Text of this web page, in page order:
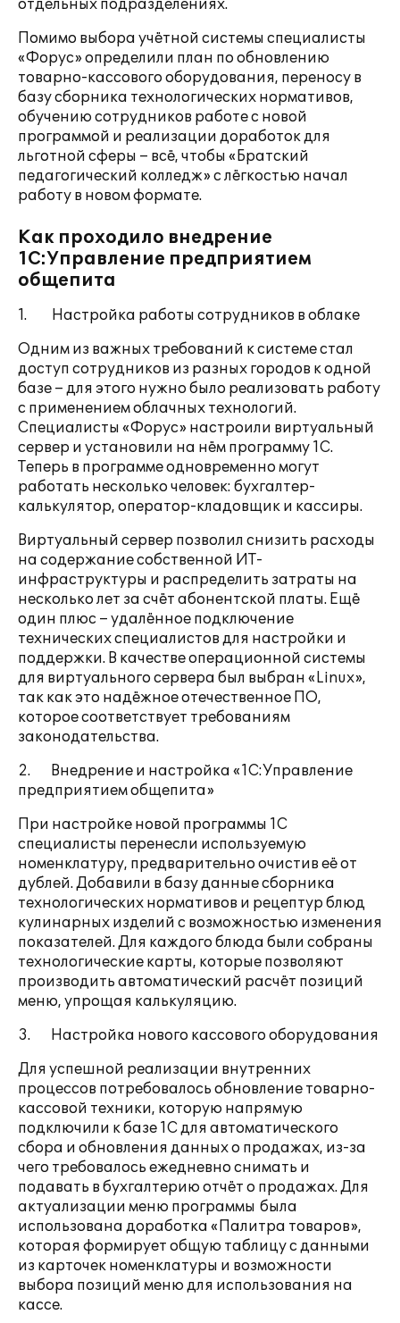
отдельных подразделениях.
Помимо выбора учётной системы специалисты
«Форус» определили план по обновлению
товарно-кассового оборудования, переносу в
базу сборника технологических нормативов,
обучению сотрудников работе с новой
программой и реализации доработок для
льготной сферы – всё, чтобы «Братский
педагогический колледж» с лёгкостью начал
работу в новом формате.
Как проходило внедрение
1С:Управление предприятием
общепита
1. Настройка работы сотрудников в облаке
Одним из важных требований к системе стал
доступ сотрудников из разных городов к одной
базе – для этого нужно было реализовать работу
с применением облачных технологий.
Специалисты «Форус» настроили виртуальный
сервер и установили на нём программу 1С.
Теперь в программе одновременно могут
работать несколько человек: бухгалтер-
калькулятор, оператор-кладовщик и кассиры.
Виртуальный сервер позволил снизить расходы
на содержание собственной ИТ-
инфраструктуры и распределить затраты на
несколько лет за счёт абонентской платы. Ещё
один плюс – удалённое подключение
технических специалистов для настройки и
поддержки. В качестве операционной системы
для виртуального сервера был выбран «Linux»,
так как это надёжное отечественное ПО,
которое соответствует требованиям
законодательства.
2. Внедрение и настройка «1С:Управление
предприятием общепита»
При настройке новой программы 1С
специалисты перенесли используемую
номенклатуру, предварительно очистив её от
дублей. Добавили в базу данные сборника
технологических нормативов и рецептур блюд
кулинарных изделий с возможностью изменения
показателей. Для каждого блюда были собраны
технологические карты, которые позволяют
производить автоматический расчёт позиций
меню, упрощая калькуляцию.
3. Настройка нового кассового оборудования
Для успешной реализации внутренних
процессов потребовалось обновление товарно-
кассовой техники, которую напрямую
подключили к базе 1С для автоматического
сбора и обновления данных о продажах, из-за
чего требовалось ежедневно снимать и
подавать в бухгалтерию отчёт о продажах. Для
актуализации меню программы была
использована доработка «Палитра товаров»,
которая формирует общую таблицу с данными
из карточек номенклатуры и возможности
выбора позиций меню для использования на
кассе.